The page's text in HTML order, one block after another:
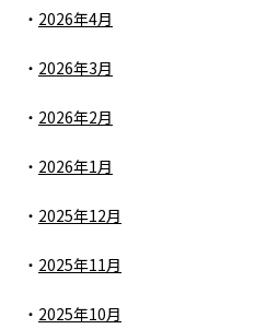
2026年4月
2026年3月
2026年2月
2026年1月
2025年12月
2025年11月
2025年10月